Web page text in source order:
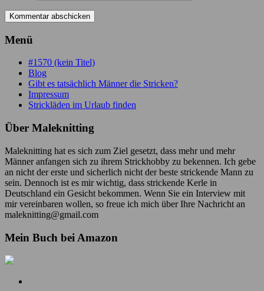
Menü
#1570 (kein Titel)
Blog
Gibt es tatsächlich Männer die Stricken?
Impressum
Strickläden im Urlaub finden
Über Maleknitting
Maleknitting hat es sich zum Ziel gesetzt, dass mehr und mehr
Männer anfangen sich zu ihrem Strickhobby zu bekennen. Ich gebe
an nicht der erste und sicherlich nicht der beste strickende Mann zu
sein. Dennoch ist es mir wichtig, dass strickende Kerle in
Deutschland ein Gesicht bekommen. Wenn Sie ein Interview mit
mir vereinbaren wollen, so freue ich mich über Ihre Nachricht an
maleknitting@gmail.com
Mein Buch bei Amazon